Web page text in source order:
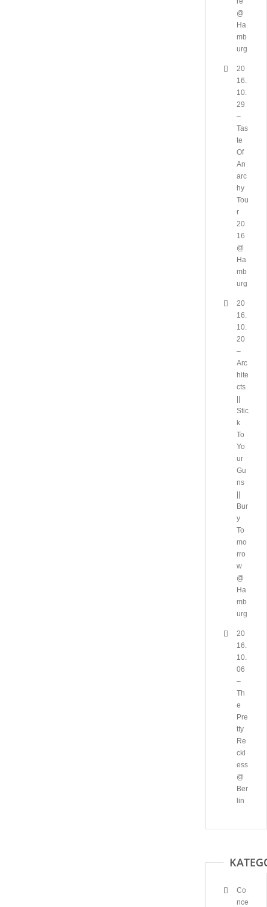
@
Ha
mb
urg
20
16.
10.
29
–
Tas
te
Of
An
arc
hy
Tou
r
20
16
@
Ha
mb
urg
20
16.
10.
20
–
Arc
hite
cts
Stic
k
To
Yo
ur
Gu
ns
Bur
y
To
mo
rro
w
@
Ha
mb
urg
20
16.
10.
06
–
Th
e
Pre
tty
Re
ckl
ess
@
Ber
lin
Co
nce